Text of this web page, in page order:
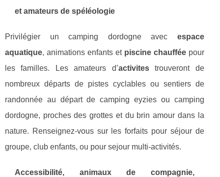
et amateurs de spéléologie
Privilégier un camping dordogne avec espace
aquatique, animations enfants et piscine chaufféepour
les familles. Les amateurs d’activitestrouveront de
nombreux départs de pistes cyclables ou sentiers de
randonnée au départ de camping eyzies ou camping
dordogne, proches des grottes et du brin amour dans la
nature. Renseignez-vous sur les forfaits pour séjour de
groupe, club enfants, ou pour sejour multi-activités.
Accessibilité, animaux de compagnie,